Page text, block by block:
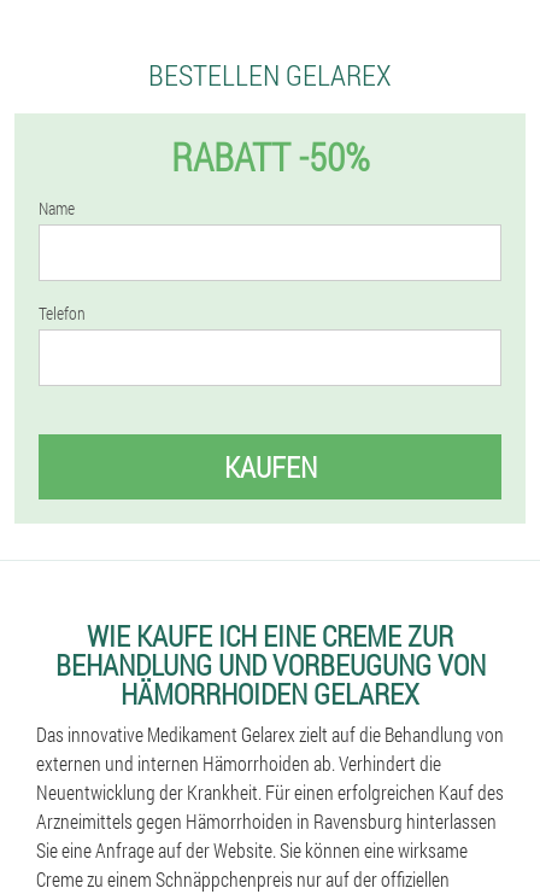
BESTELLEN GELAREX
RABATT -50%
Name
Telefon
KAUFEN
WIE KAUFE ICH EINE CREME ZUR
BEHANDLUNG UND VORBEUGUNG VON
HÄMORRHOIDEN GELAREX
Das innovative Medikament Gelarex zielt auf die Behandlung von
externen und internen Hämorrhoiden ab. Verhindert die
Neuentwicklung der Krankheit. Für einen erfolgreichen Kauf des
Arzneimittels gegen Hämorrhoiden in Ravensburg hinterlassen
Sie eine Anfrage auf der Website. Sie können eine wirksame
Creme zu einem Schnäppchenpreis nur auf der offiziellen